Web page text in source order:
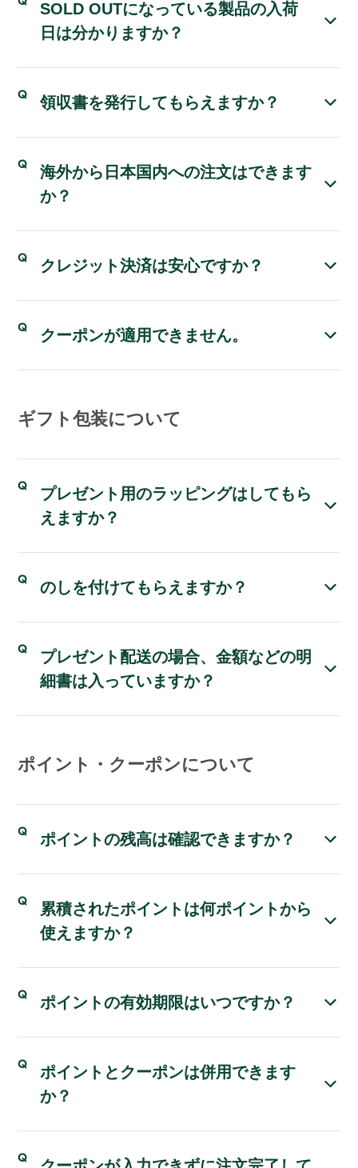
SOLD OUTになっている製品の入荷
日は分かりますか？
領収書を発行してもらえますか？
海外から日本国内への注文はできます
か？
クレジット決済は安心ですか？
クーポンが適用できません。
ギフト包装について
プレゼント用のラッピングはしてもら
えますか？
のしを付けてもらえますか？
プレゼント配送の場合、金額などの明
細書は入っていますか？
ポイント・クーポンについて
ポイントの残高は確認できますか？
累積されたポイントは何ポイントから
使えますか？
ポイントの有効期限はいつですか？
ポイントとクーポンは併用できます
か？